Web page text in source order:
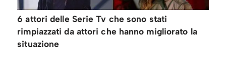
6 attori delle Serie Tv che sono stati
rimpiazzati da attori che hanno migliorato la
situazione